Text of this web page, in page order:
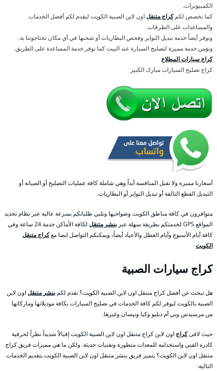
الكمبيوترات.
كما نخصص لكمكراج متنقلاون لاين الصبية الكويت ليقدم لكم أفضل الخدمات
والمساعدات على الطرقات.
ونوفر أيضاً خدمة تبديل التواير وفحص البطاريات أو شحنها في أي مكان تحتاجوننا به.
ونؤمن خدمة مميزة لتصليح السيارة عند البيت كما نوفر خدمة المساعدة على الطريق.
كراج سيارات المطلاع
كراج تصليح السيارات مبارك الكبير
أسعارنا مميزة ولا تقبل المنافسة أبداً وهي شاملة كافة عمليات التصليح أو الصيانة أو
التبديل القطع التالفة أو تبديل التواير أو البطاريات.
متوافرون في كافة مناطق الكويت وضواحيها ونلبي طلباتكم بسرعة عالية عبر نظام تحديد
المواقع GPS لخدمتكم بطريقة سهلة عبر
بنشر متنقل
لكافة الأماكن خدمة 24 ساعة وفي
كافة أيام الأسبوع وأيام العطل والأعياد أيضاً، ويمكنكم التواصل ايضا معكراج متنقل
الكويت
كراج سيارات الصبية
هل تبحث عن أفضل كراج متنقل اون لاين الصبية الكويت؟ نقدم لكم بنشر متنقلاون لاين
الصبية بالكويت ليوفر لكم كافة الخدمات في تصليح السيارات بكافة موديلاتها وماركاتها
من مرسيدس وبي أم دبليو وكيا ونيسان وغيرها.
حيث لاقىكراج اون لاين كراج متنقل اون لاين الصبية الكويت إقبالاً شديداً نظراً لحرفية
كادره الفني واستخدامه للمعدات متطورة وتقنيات حديثة. ولكن ما هي مميزات فريق كراج
متنقل اون لاين الكويت؟ يتميز فريق بنشر متنقل اون لاين الصبية الكويت بتقديم الخدمات
التالية: